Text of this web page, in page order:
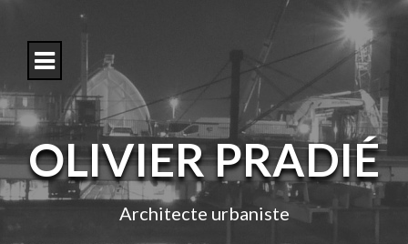
o
c
n
e
OLIVIER PRADIÉ
Architecte urbaniste